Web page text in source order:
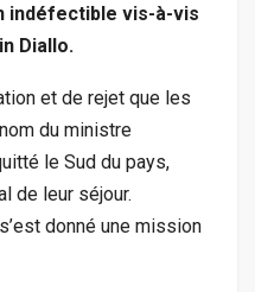
indéfectible vis-à-vis
Diallo.
et de rejet que les
du ministre
le Sud du pays,
de leur séjour.
donné une mission